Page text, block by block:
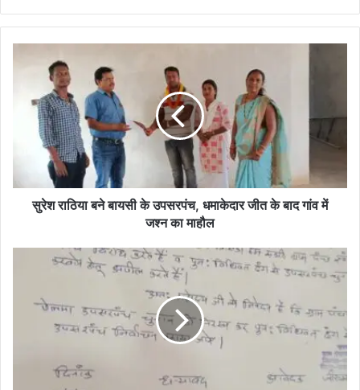
बायसी
उपसरपंच,
धमाकेदार
के
सुरेश राठिया बने बायसी के उपसरपंच, धमाकेदार जीत के बाद गांव में
जश्न का माहौल
अधिकारी